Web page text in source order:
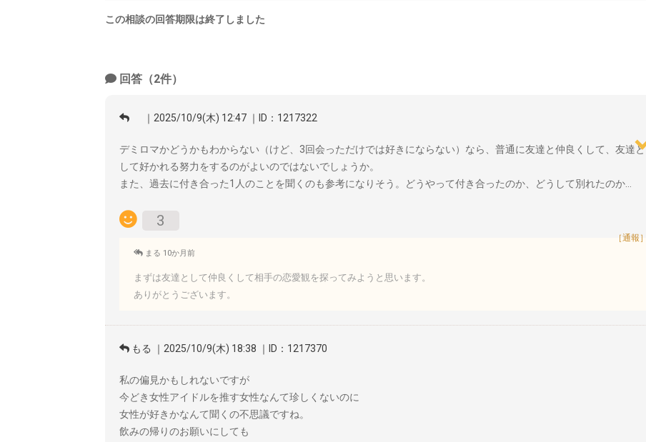
この相談の回答期限は終了しました
回答（2件）
｜2025/10/9(木) 12:47 ｜ID：1217322
デミロマかどうかもわからない（けど、3回会っただけでは好きにならない）なら、普通に友達と仲良くして、友達と
して好かれる努力をするのがよいのではないでしょうか。
また、過去に付き合った1人のことを聞くのも参考になりそう。どうやって付き合ったのか、どうして別れたのか…
3
［通報］
まる 10か月前
まずは友達として仲良くして相手の恋愛観を探ってみようと思います。
ありがとうございます。
もる ｜2025/10/9(木) 18:38 ｜ID：1217370
私の偏見かもしれないですが
今どき女性アイドルを推す女性なんて珍しくないのに
女性が好きかなんて聞くの不思議ですね。
飲みの帰りのお願いにしても